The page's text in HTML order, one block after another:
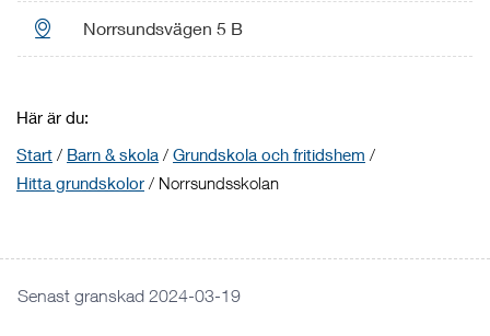
 Norrsundsvägen 5 B
Här är du:
Start / Barn & skola / Grundskola och fritidshem /
Hitta grundskolor / Norrsundsskolan
Senast granskad 2024-03-19